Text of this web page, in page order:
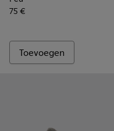
75 €
Toevoegen